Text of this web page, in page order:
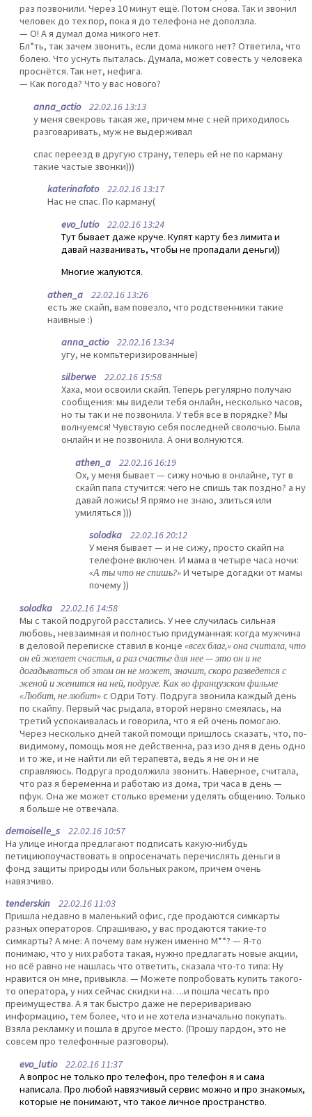
раз позвонили. Через 10 минут ещё. Потом снова. Так и звонил
человек до тех пор, пока я до телефона не доползла.
— О! А я думал дома никого нет.
Бл*ть, так зачем звонить, если дома никого нет? Ответила, что
болею. Что уснуть пыталась. Думала, может совесть у человека
проснётся. Так нет, нефига.
— Как погода? Что у вас нового?
anna_actio22.02.16 13:13
у меня свекровь такая же, причем мне с ней приходилось
разговаривать, муж не выдерживал
спас переезд в другую страну, теперь ей не по карману
такие частые звонки)))
katerinafoto22.02.16 13:17
Нас не спас. По карману(
evo_lutio22.02.16 13:24
Тут бывает даже круче. Купят карту без лимита и
давай названивать, чтобы не пропадали деньги))
Многие жалуются.
athen_a 22.02.16 13:26
есть же скайп, вам повезло, что родственники такие
наивные :)
anna_actio22.02.16 13:34
угу, не компьтеризированные)
silberwe 22.02.16 15:58
Хаха, мои освоили скайп. Теперь регулярно получаю
сообщения: мы видели тебя онлайн, несколько часов,
но ты так и не позвонила. У тебя все в порядке? Мы
волнуемся! Чувствую себя последней сволочью. Была
онлайн и не позвонила. А они волнуются.
athen_a 22.02.16 16:19
Ох, у меня бывает — сижу ночью в онлайне, тут в
скайп папа стучится: чего не спишь так поздно? а ну
давай ложись! Я прямо не знаю, злиться или
умиляться )))
solodka 22.02.16 20:12
У меня бывает — и не сижу, просто скайп на
телефоне включен. И мама в четыре часа ночи:
«А ты что не спишь?»И четыре догадки от мамы
почему ))
solodka 22.02.16 14:58
Мы с такой подругой расстались. У нее случилась сильная
любовь, невзаимная и полностью придуманная: когда мужчина
в деловой переписке ставил в конце «всех благ,» она считала, что
он ей желает счастья, а раз счастье для нее — это он и не
догадываться об этом он не может, значит, скоро разведется с
женой и женится на ней, подруге. Как во французском фильме
«Любит, не любит»с Одри Тоту. Подруга звонила каждый день
по скайпу. Первый час рыдала, второй нервно смеялась, на
третий успокаивалась и говорила, что я ей очень помогаю.
Через несколько дней такой помощи пришлось сказать, что, по-
видимому, помощь моя не действенна, раз изо дня в день одно
и то же, и не найти ли ей терапевта, ведь я не он и не
справляюсь. Подруга продолжила звонить. Наверное, считала,
что раз я беременна и работаю из дома, три часа в день —
пфук. Она же может столько времени уделять общению. Только
я больше не отвечала.
demoiselle_s 22.02.16 10:57
На улице иногда предлагают подписать какую-нибудь
петициюпоучаствовать в опросеначать перечислять деньги в
фонд защиты природы или больных раком, причем очень
навязчиво.
tenderskin 22.02.16 11:03
Пришла недавно в маленький офис, где продаются симкарты
разных операторов. Спрашиваю, у вас продаются такие-то
симкарты? А мне: А почему вам нужен именно М**? — Я-то
понимаю, что у них работа такая, нужно предлагать новые акции,
но всё равно не нашлась что ответить, сказала что-то типа: Ну
нравится он мне, привыкла. — Можете попробовать купить такого-
то оператора, у них сейчас скидки на….и пошла чесать про
преимущества. А я так быстро даже не переривариваю
информацию, тем более, что и не хотела изначально покупать.
Взяла рекламку и пошла в другое место. (Прошу пардон, это не
совсем про телефонные разговоры).
evo_lutio22.02.16 11:37
А вопрос не только про телефон, про телефон я и сама
написала. Про любой навязчивый сервис можно и про знакомых,
которые не понимают, что такое личное пространство.